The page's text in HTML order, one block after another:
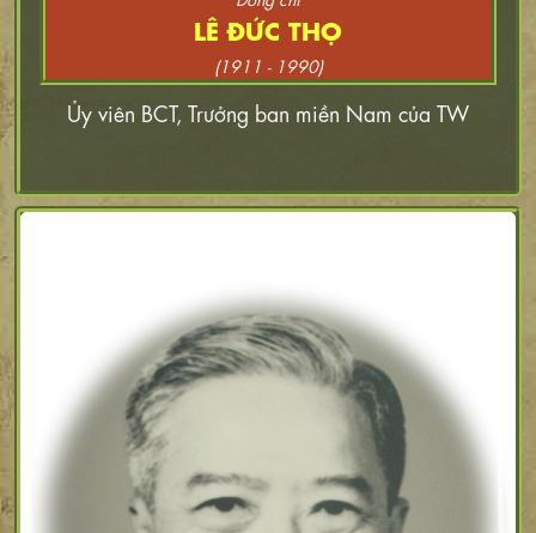
LÊ ĐỨC THỌ
(1911 - 1990)
Ủy viên BCT, Trưởng ban miền Nam của TW